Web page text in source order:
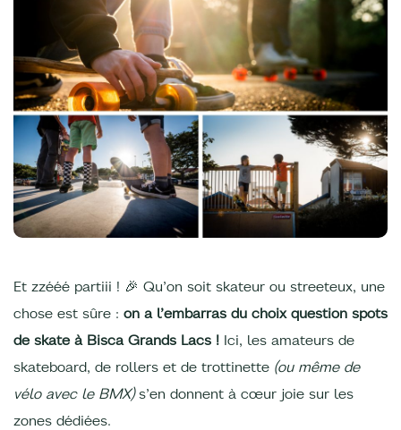
Et zzééé partiii ! 🎉 Qu’on soit skateur ou streeteux, une
chose est sûre : on a l’embarras du choix question spots
de skate à Bisca Grands Lacs ! Ici, les amateurs de
skateboard, de rollers et de trottinette (ou même de
vélo avec le BMX)s’en donnent à cœur joie sur les
zones dédiées.